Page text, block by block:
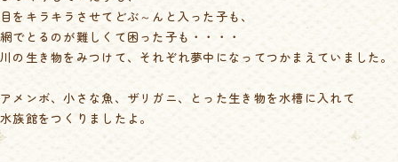
目をキラキラさせてどぶ～んと入った子も、
網でとるのが難しくて困った子も・・・・
川の生き物をみつけて、それぞれ夢中になってつかまえていました。
アメンボ、小さな魚、ザリガニ、とった生き物を水槽に入れて
水族館をつくりましたよ。